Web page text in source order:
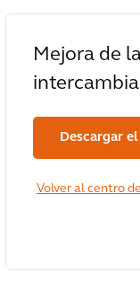
Mejora de
Descargar
Volver al centro